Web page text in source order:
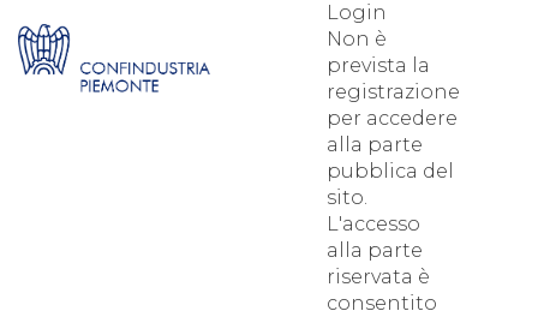
Login
Non è
prevista la
registrazione
per accedere
alla parte
pubblica del
sito.
L'accesso
alla parte
riservata è
consentito